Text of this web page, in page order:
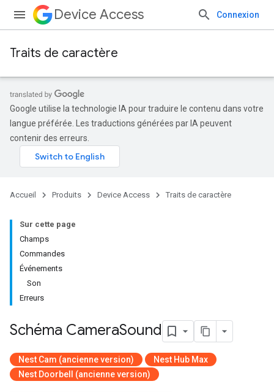
Device Access Connexion
Traits de caractère
Google utilise la technologie IA pour traduire le contenu dans votre
langue préférée. Les traductions générées par IA peuvent
contenir des erreurs.
Accueil Produits Device Access Traits de caractère
Sur cette page
Champs
Commandes
Événements
Son
Erreurs
Schéma CameraSound
Nest Cam (ancienne version)
Nest Hub Max
Nest Doorbell (ancienne version)